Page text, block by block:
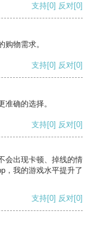
支持[0] 反对[0]
物需求。
支持[0] 反对[0]
确的选择。
支持[0] 反对[0]
会出现卡顿、掉线的情
，我的游戏水平提升了
支持[0] 反对[0]